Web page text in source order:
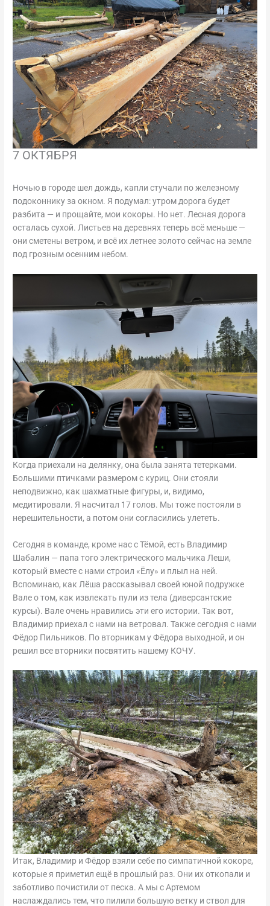
7 ОКТЯБРЯ
Ночью в городе шел дождь, капли стучали по железному
подоконнику за окном. Я подумал: утром дорога будет
разбита — и прощайте, мои кокоры. Но нет. Лесная дорога
осталась сухой. Листьев на деревнях теперь всё меньше —
они сметены ветром, и всё их летнее золото сейчас на земле
под грозным осенним небом.
Когда приехали на делянку, она была занята тетерками.
Большими птичками размером с куриц. Они стояли
неподвижно, как шахматные фигуры, и, видимо,
медитировали. Я насчитал 17 голов. Мы тоже постояли в
нерешительности, а потом они согласились улететь.
Сегодня в команде, кроме нас с Тёмой, есть Владимир
Шабалин — папа того электрического мальчика Леши,
который вместе с нами строил «Ёлу» и плыл на ней.
Вспоминаю, как Лёша рассказывал своей юной подружке
Вале о том, как извлекать пули из тела (диверсантские
курсы). Вале очень нравились эти его истории. Так вот,
Владимир приехал с нами на ветровал. Также сегодня с нами
Фёдор Пильников. По вторникам у Фёдора выходной, и он
решил все вторники посвятить нашему КОЧУ.
Итак, Владимир и Фёдор взяли себе по симпатичной кокоре,
которые я приметил ещё в прошлый раз. Они их откопали и
заботливо почистили от песка. А мы с Артемом
наслаждались тем, что пилили большую ветку и ствол для